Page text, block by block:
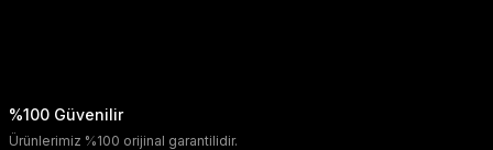
%100 Güvenilir
Ürünlerimiz %100 orijinal garantilidir.